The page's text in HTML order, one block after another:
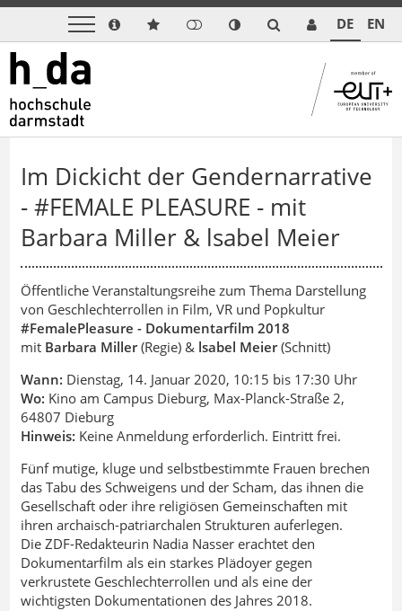
DE EN
Im Dickicht der Gendernarrative
- #FEMALE PLEASURE - mit
Barbara Miller & lsabel Meier
Öffentliche Veranstaltungsreihe zum Thema Darstellung
von Geschlechterrollen in Film, VR und Popkultur
#FemalePleasure - Dokumentarfilm 2018
mit Barbara Miller(Regie) &lsabel Meier(Schnitt)
Wann: Dienstag, 14. Januar 2020, 10:15 bis 17:30 Uhr
Wo: Kino am Campus Dieburg, Max-Planck-Straße 2,
64807 Dieburg
Hinweis: Keine Anmeldung erforderlich. Eintritt frei.
Fünf mutige, kluge und selbstbestimmte Frauen brechen
das Tabu des Schweigens und der Scham, das ihnen die
Gesellschaft oder ihre religiösen Gemeinschaften mit
ihren ar­chaisch-patriarchalen Strukturen auferlegen.
Die ZDF-Redakteurin Nadia Nasser erachtet den
Dokumentarfilm als ein starkes Plädoyer gegen
verkrustete Geschlechterrollen und als eine der
wichtigsten Dokumentationen des Jahres 2018.